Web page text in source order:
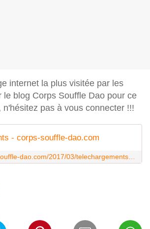
internet la plus visitée par les
le blog Corps Souffle Dao pour ce
n'hésitez pas à vous connecter !!!
- corps-souffle-dao.com